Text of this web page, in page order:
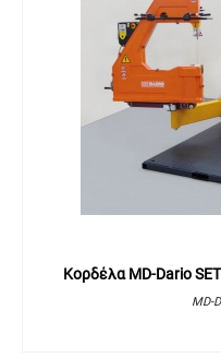
Κορδέλα MD-Dario
MD-